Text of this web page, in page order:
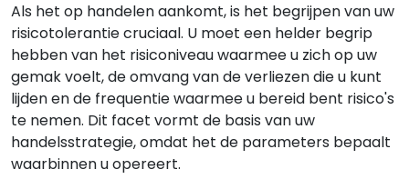
Als het op handelen aankomt, is het begrijpen van uw
risicotolerantie cruciaal. U moet een helder begrip
hebben van het risiconiveau waarmee u zich op uw
gemak voelt, de omvang van de verliezen die u kunt
lijden en de frequentie waarmee u bereid bent risico's
te nemen. Dit facet vormt de basis van uw
handelsstrategie, omdat het de parameters bepaalt
waarbinnen u opereert.